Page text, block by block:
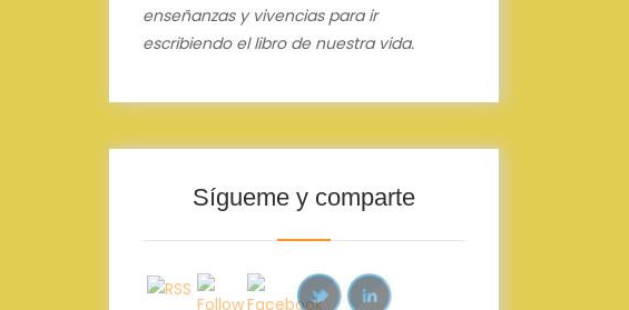
enseñanzas y vivencias para ir
escribiendo el libro de nuestra vida.
Sígueme y comparte